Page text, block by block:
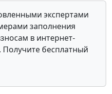
экспертами
заполнения
в интернет-
бесплатный